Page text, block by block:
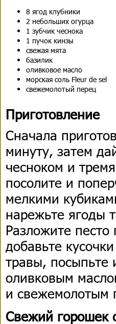
8 ягод клубники
2 небольших огурца
1 зубчик чеснока
1 пучок кинзы
свежая мята
базилик
оливковое масло
морская соль Fleur de sel
свежемолотый перец
Приготовление
Сначала
минуту, затем
чесноком и
посолите и
мелкими
нарежьте ягоды
Разложите
добавьте
травы, посыпьте
оливковым
и свежемолотым
Свежий горошек